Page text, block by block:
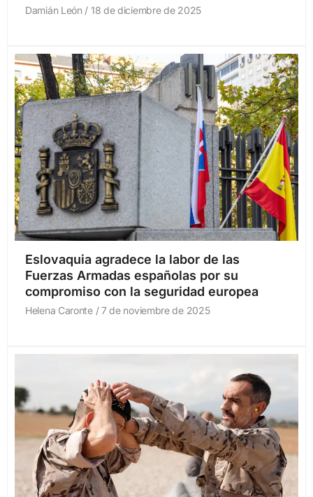
Damián León 18 de diciembre de 2025
Eslovaquia agradece la labor de las
Fuerzas Armadas españolas por su
compromiso con la seguridad europea
Helena Caronte 7 de noviembre de 2025